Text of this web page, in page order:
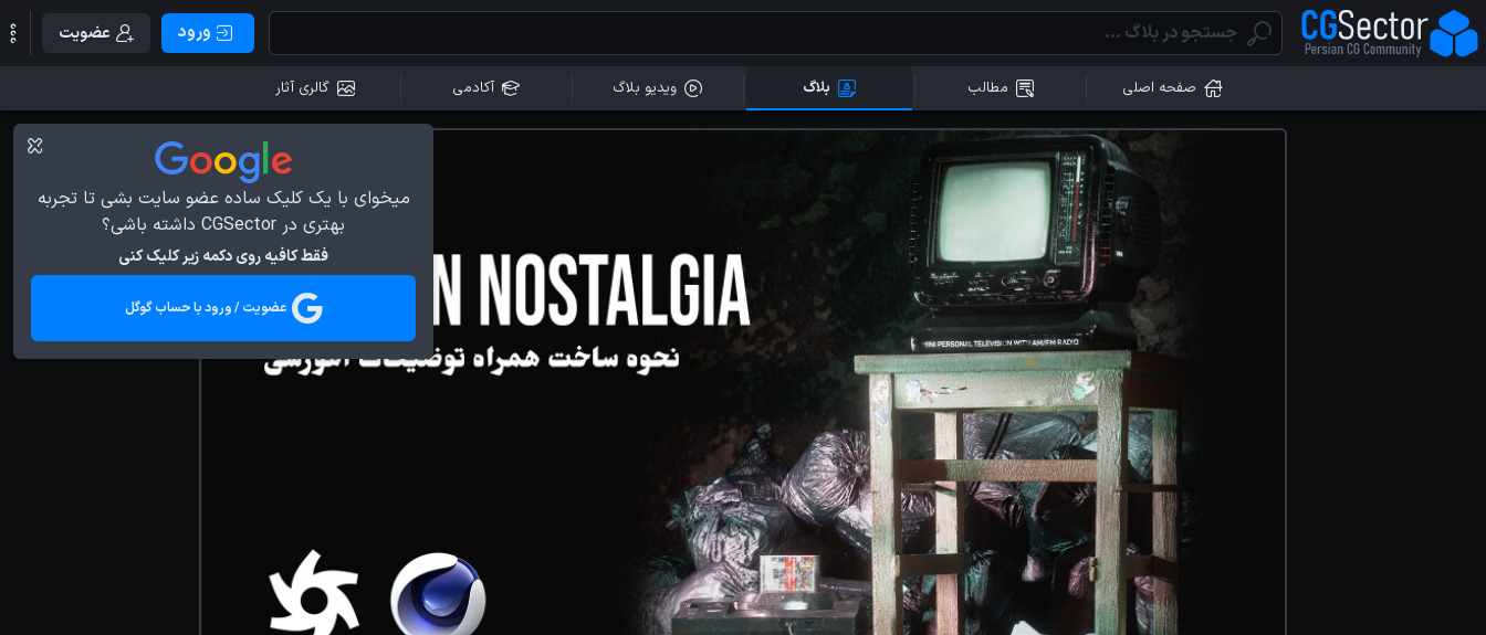
ورود عضویت
صفحه اصلی مطالب بلاگ ویدیو بلاگ آکادمی گالری آثار
میخوای با یک کلیک ساده عضو سایت بشی تا تجربه
بهتری در CGSector داشته باشی؟
فقط کافیه روی دکمه زیر کلیک کنی
عضویت / ورود با حساب گوگل